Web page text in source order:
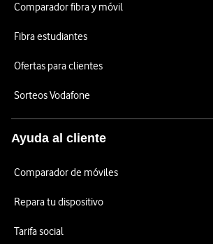
Comparador fibra y móvil
Fibra estudiantes
Ofertas para clientes
Sorteos Vodafone
Ayuda al cliente
Comparador de móviles
Repara tu dispositivo
Tarifa social